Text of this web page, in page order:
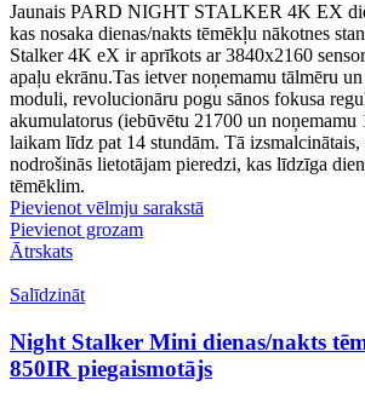
Jaunais PARD NIGHT STALKER 4K EX
kas nosaka dienas/nakts tēmēkļu nākotnes
Stalker 4K eX ir aprīkots ar 3840x2160
apaļu ekrānu.Tas ietver noņemamu tālmēru
moduli, revolucionāru pogu sānos fokusa
akumulatorus (iebūvētu 21700 un noņemamu
laikam līdz pat 14 stundām. Tā
nodrošinās lietotājam pieredzi, kas līdzīga
tēmēklim.
Pievienot vēlmju sarakstā
Pievienot grozam
Ātrskats
Salīdzināt
Night Stalker Mini dienas/nakts
850IR piegaismotājs